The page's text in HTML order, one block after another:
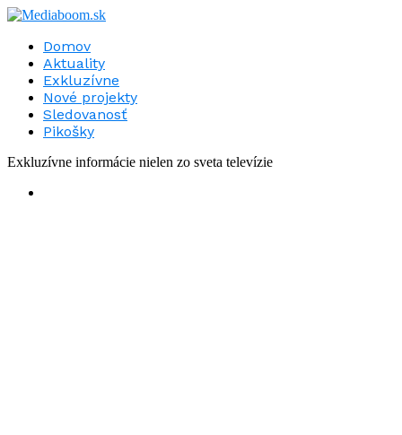
Domov
Aktuality
Exkluzívne
Nové projekty
Sledovanosť
Pikošky
Exkluzívne informácie nielen zo sveta televízie